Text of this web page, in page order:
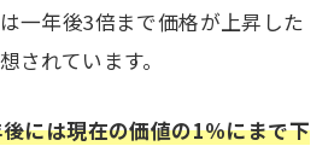
一年後3倍まで価格が上昇した
されています。
には現在の価値の1％にまで下